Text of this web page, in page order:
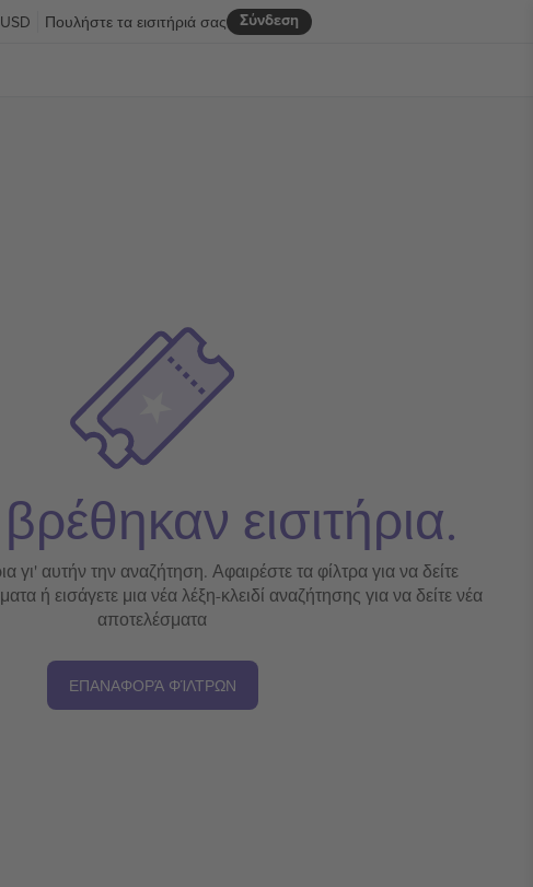
USD Σύνδεση
Πουλήστε τα εισιτήριά σας
εισιτήρια.
γι' αυτήν την αναζήτηση. Αφαιρέστε τα φίλτρα για να δείτε
ή εισάγετε μια νέα λέξη-κλειδί αναζήτησης για να δείτε νέα
αποτελέσματα
ΕΠΑΝΑΦΟΡΆ ΦΊΛΤΡΩΝ